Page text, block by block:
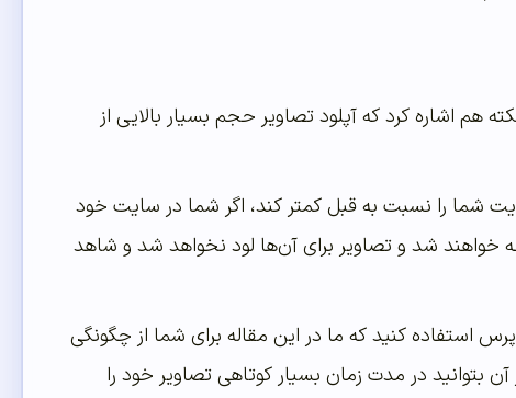
هم اشاره کرد که آپلود تصاویر حجم بسیار بالایی از
را نسبت به قبل کمتر کند، اگر شما در سایت خود
خواهند شد و تصاویر برای آن‌ها لود نخواهد شد و شاهد
استفاده کنید که ما در این مقاله برای شما از چگونگی
بتوانید در مدت زمان بسیار کوتاهی تصاویر خود را